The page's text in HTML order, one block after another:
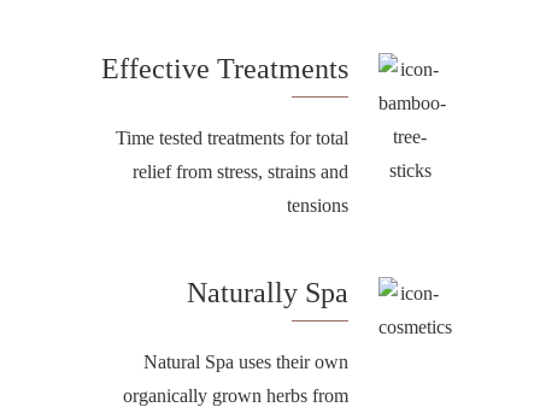
Effective Treatments
Time tested treatments for total
relief from stress, strains and
tensions
Naturally Spa
Natural Spa uses their own
organically grown herbs from